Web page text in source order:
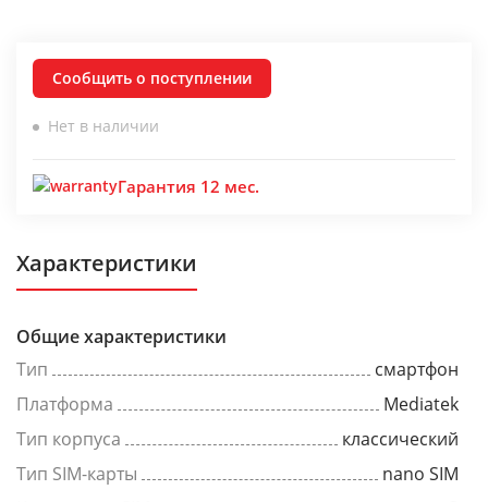
Сообщить о поступлении
Нет в наличии
Гарантия 12 мес.
Характеристики
Общие характеристики
Тип
смартфон
Платформа
Mediatek
Тип корпуса
классический
Тип SIM-карты
nano SIM